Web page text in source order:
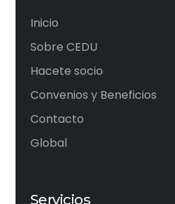
Inicio
Sobre CEDU
Hacete socio
Convenios y Beneficios
Contacto
Global
Servicios